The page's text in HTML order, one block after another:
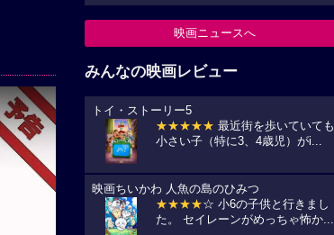
映画ニュースへ
みんなの映画レビュー
トイ・ストーリー5
★★★★★ 最近街を歩いていても
小さい子（特に3、4歳児）がi...
映画ちいかわ 人魚の島のひみつ
★★★★☆ 小6の子供と行きまし
た。 セイレーンがめっちゃ怖か...